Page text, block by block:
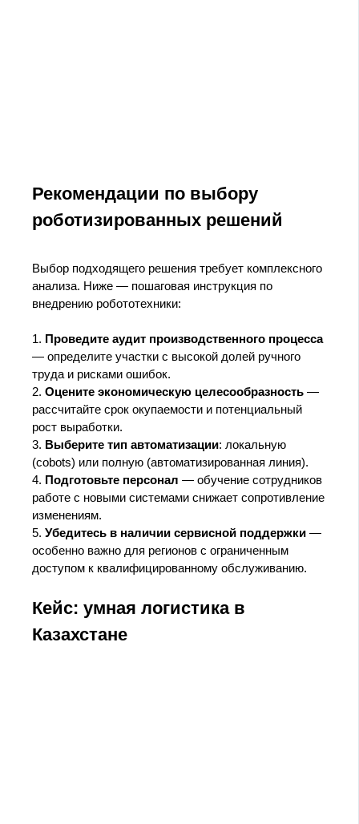
Рекомендации по выбору
роботизированных решений
Выбор подходящего решения требует комплексного
анализа. Ниже — пошаговая инструкция по
внедрению робототехники:
1. Проведите аудит производственного процесса
— определите участки с высокой долей ручного
труда и рисками ошибок.
2. Оцените экономическую целесообразность—
рассчитайте срок окупаемости и потенциальный
рост выработки.
3. Выберите тип автоматизации: локальную
(cobots) или полную (автоматизированная линия).
4. Подготовьте персонал — обучение сотрудников
работе с новыми системами снижает сопротивление
изменениям.
5. Убедитесь в наличии сервисной поддержки—
особенно важно для регионов с ограниченным
доступом к квалифицированному обслуживанию.
Кейс: умная логистика в
Казахстане